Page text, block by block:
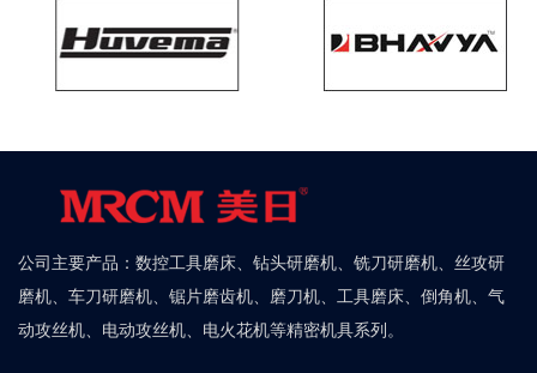
公司主要产品：数控工具磨床、钻头研磨机、铣刀研磨机、丝攻研
磨机、车刀研磨机、锯片磨齿机、磨刀机、工具磨床、倒角机、气
动攻丝机、电动攻丝机、电火花机等精密机具系列。